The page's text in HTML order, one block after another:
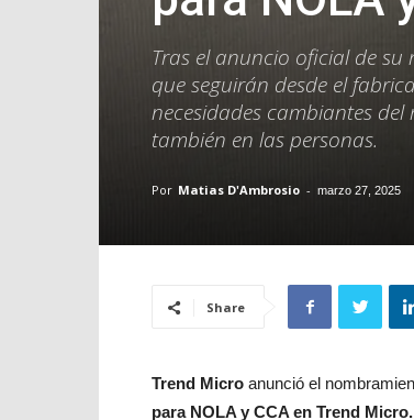
Tras el anuncio oficial de
que seguirán desde el
necesidades cambiantes
también en las personas.
Por Matias D'Ambrosio - marzo 27, 2025
Share
Trend Micro anunció el
para NOLA y CCA en Trend Micro.